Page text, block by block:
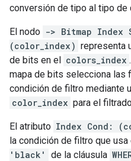
conversión de tipo al tipo de
El nodo -> Bitmap Index
(color_index) representa
de bits en el colors_index
mapa de bits selecciona las
condición de filtro mediante
color_index para el
El atributo Index Cond:
la condición de filtro que
'black'
de la cláusula